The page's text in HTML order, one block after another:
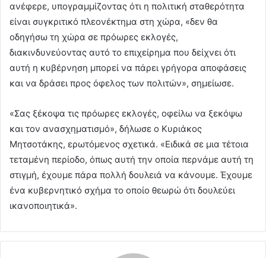
ανέφερε, υπογραμμίζοντας ότι η πολιτική σταθερότητα
είναι συγκριτικό πλεονέκτημα στη χώρα, «δεν θα
οδηγήσω τη χώρα σε πρόωρες εκλογές,
διακινδυνεύοντας αυτό το επιχείρημα που δείχνει ότι
αυτή η κυβέρνηση μπορεί να πάρει γρήγορα αποφάσεις
και να δράσει προς όφελος των πολιτών», σημείωσε.
«Σας ξέκοψα τις πρόωρες εκλογές, οφείλω να ξεκόψω
και τον ανασχηματισμό», δήλωσε ο Κυριάκος
Μητσοτάκης, ερωτόμενος σχετικά. «Ειδικά σε μια τέτοια
τεταμένη περίοδο, όπως αυτή την οποία περνάμε αυτή τη
στιγμή, έχουμε πάρα πολλή δουλειά να κάνουμε. Έχουμε
ένα κυβερνητικό σχήμα το οποίο θεωρώ ότι δουλεύει
ικανοποιητικά».